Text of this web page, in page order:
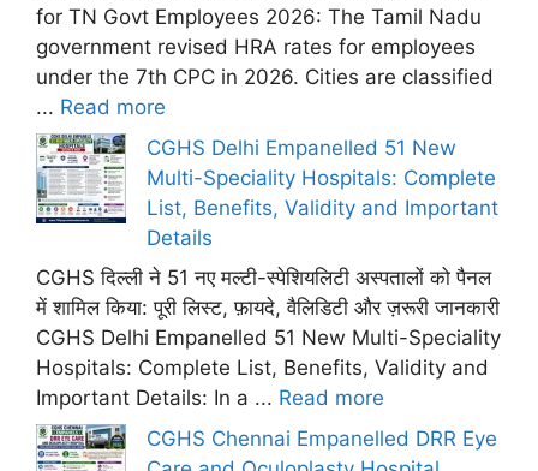
for TN Govt Employees 2026: The Tamil Nadu
government revised HRA rates for employees
under the 7th CPC in 2026. Cities are classified
... Read more
CGHS Delhi Empanelled 51 New
Multi-Speciality Hospitals: Complete
List, Benefits, Validity and Important
Details
CGHS दिल्ली ने 51 नए मल्टी-स्पेशियलिटी अस्पतालों को पैनल
में शामिल किया: पूरी लिस्ट, फ़ायदे, वैलिडिटी और ज़रूरी जानकारी
CGHS Delhi Empanelled 51 New Multi-Speciality
Hospitals: Complete List, Benefits, Validity and
Important Details: In a ... Read more
CGHS Chennai Empanelled DRR Eye